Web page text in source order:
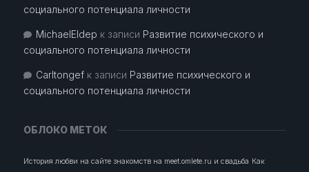
социального потенциала личности
MichaelEldep к записи Развитие психического и
социального потенциала личности
Carltongefк записи Развитие психического и
социального потенциала личности
ОБЛОКО МЕТОК
История любви на сайте знакомств на meet.omlete.ru и свадьба Как